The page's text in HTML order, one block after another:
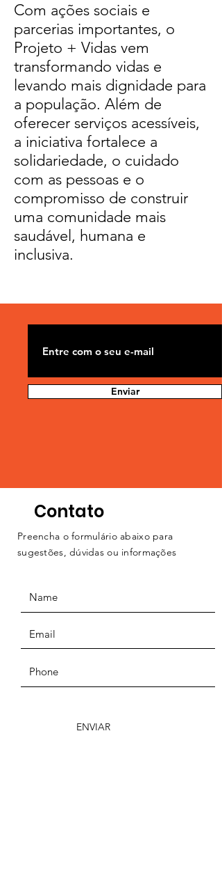
Com ações sociais e
parcerias importantes, o
Projeto + Vidas vem
transformando vidas e
levando mais dignidade para
a população. Além de
oferecer serviços acessíveis,
a iniciativa fortalece a
solidariedade, o cuidado
com as pessoas e o
compromisso de construir
uma comunidade mais
saudável, humana e
inclusiva.
Enviar
Contato
Preencha o formulário abaixo para
sugestões, dúvidas ou informações
ENVIAR